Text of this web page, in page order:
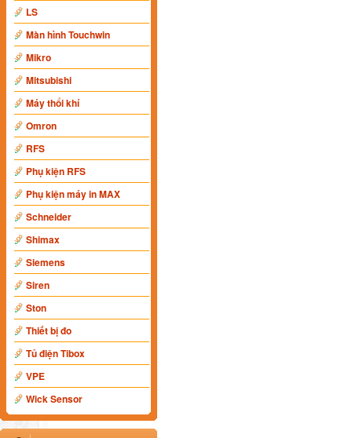
LS
Màn hình Touchwin
Mikro
Mitsubishi
Máy thổi khí
Omron
RFS
Phụ kiện RFS
Phụ kiện máy in MAX
Schneider
Shimax
Siemens
Siren
Ston
Thiết bị đo
Tủ điện Tibox
VPE
Wick Sensor